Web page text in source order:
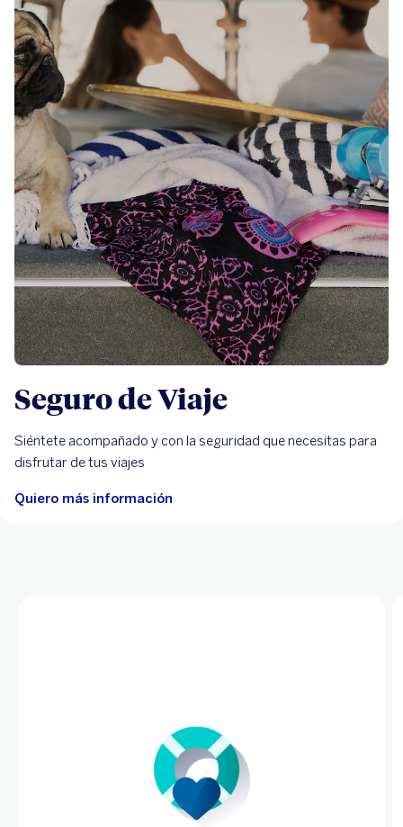
Seguro de Viaje
Siéntete acompañado y con la seguridad que necesitas para
disfrutar de tus viajes
Quiero más información